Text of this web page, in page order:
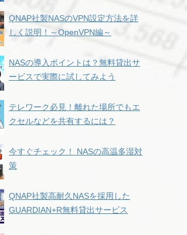
QNAP社製NASのVPN設定方法を詳
しく説明！～OpenVPN編～
NASの導入ポイントは？無料貸出サ
ービスで実際に試してみよう
テレワーク必見！離れた場所でもエ
クセルなどを共有するには？
今すぐチェック！ NASの高温多湿対
策
QNAP社製高耐久NASを採用した
GUARDIAN+R無料貸出サービス